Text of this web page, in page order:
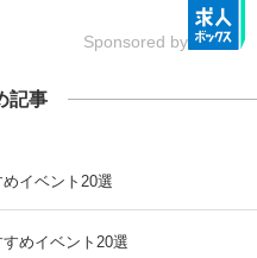
Sponsored by
記事
イベント20選
めイベント20選